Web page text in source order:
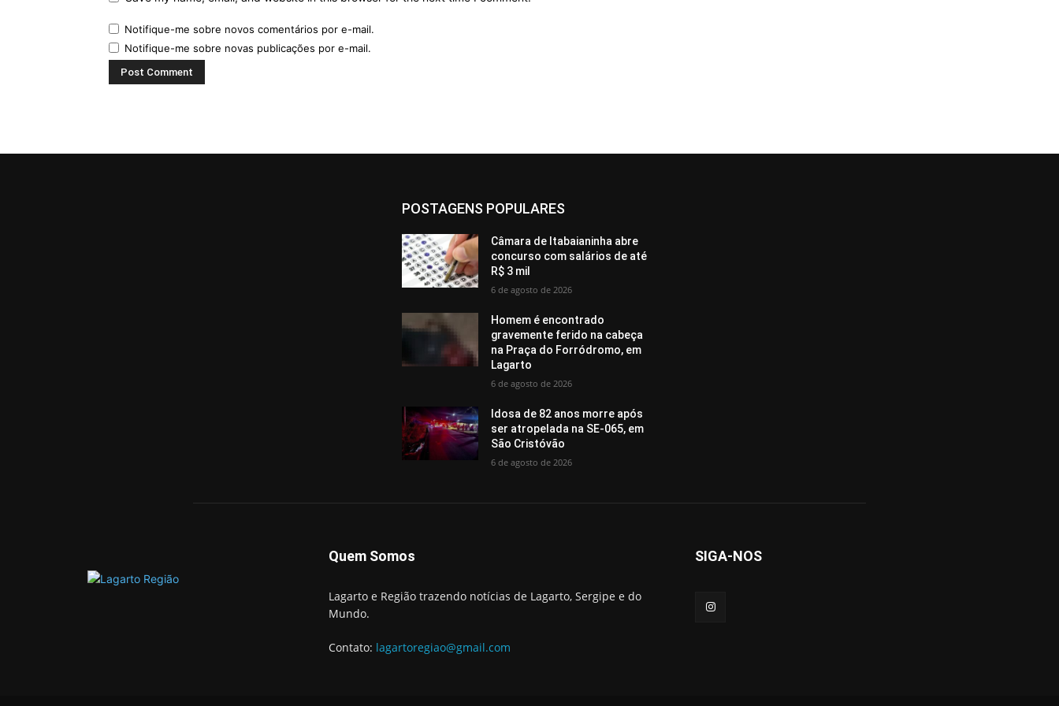
Notifique-me sobre novos comentários por e-mail.
Notifique-me sobre novas publicações por e-mail.
POSTAGENS POPULARES
Câmara de Itabaianinha abre
concurso com salários de até
R$ 3 mil
6 de agosto de 2026
Homem é encontrado
gravemente ferido na cabeça
na Praça do Forródromo, em
Lagarto
6 de agosto de 2026
Idosa de 82 anos morre após
ser atropelada na SE-065, em
São Cristóvão
6 de agosto de 2026
Quem Somos
Lagarto e Região trazendo notícias de Lagarto, Sergipe e do
Mundo.
Contato: lagartoregiao@gmail.com
SIGA-NOS